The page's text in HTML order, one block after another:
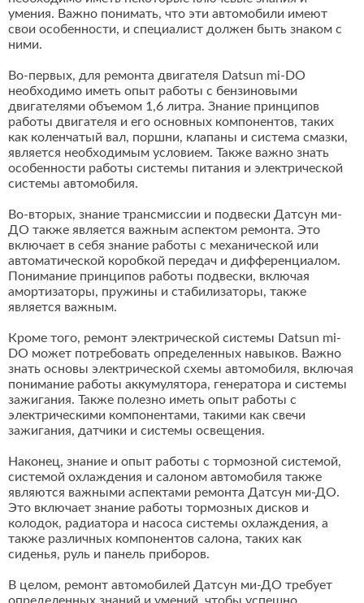
умения. Важно понимать, что эти автомобили имеют
свои особенности, и специалист должен быть знаком с
ними.
Во-первых, для ремонта двигателя Datsun mi-DO
необходимо иметь опыт работы с бензиновыми
двигателями объемом 1,6 литра. Знание принципов
работы двигателя и его основных компонентов, таких
как коленчатый вал, поршни, клапаны и система смазки,
является необходимым условием. Также важно знать
особенности работы системы питания и электрической
системы автомобиля.
Во-вторых, знание трансмиссии и подвески Датсун ми-
ДО также является важным аспектом ремонта. Это
включает в себя знание работы с механической или
автоматической коробкой передач и дифференциалом.
Понимание принципов работы подвески, включая
амортизаторы, пружины и стабилизаторы, также
является важным.
Кроме того, ремонт электрической системы Datsun mi-
DO может потребовать определенных навыков. Важно
знать основы электрической схемы автомобиля, включая
понимание работы аккумулятора, генератора и системы
зажигания. Также полезно иметь опыт работы с
электрическими компонентами, такими как свечи
зажигания, датчики и системы освещения.
Наконец, знание и опыт работы с тормозной системой,
системой охлаждения и салоном автомобиля также
являются важными аспектами ремонта Датсун ми-ДО.
Это включает знание работы тормозных дисков и
колодок, радиатора и насоса системы охлаждения, а
также различных компонентов салона, таких как
сиденья, руль и панель приборов.
В целом, ремонт автомобилей Датсун ми-ДО требует